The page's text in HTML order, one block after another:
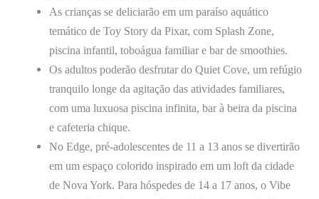
As crianças se deliciarão em um paraíso aquático
temático de Toy Story da Pixar, com Splash Zone,
piscina infantil, toboágua familiar e bar de smoothies.
Os adultos poderão desfrutar do Quiet Cove, um refúgio
tranquilo longe da agitação das atividades familiares,
com uma luxuosa piscina infinita, bar à beira da piscina
e cafeteria chique.
No Edge, pré-adolescentes de 11 a 13 anos se divertirão
em um espaço colorido inspirado em um loft da cidade
de Nova York. Para hóspedes de 14 a 17 anos, o Vibe